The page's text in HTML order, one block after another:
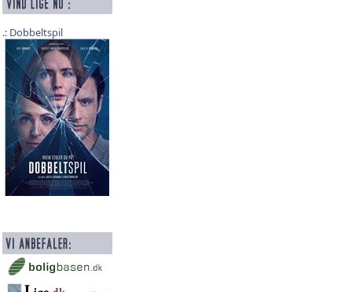
Dobbeltspil